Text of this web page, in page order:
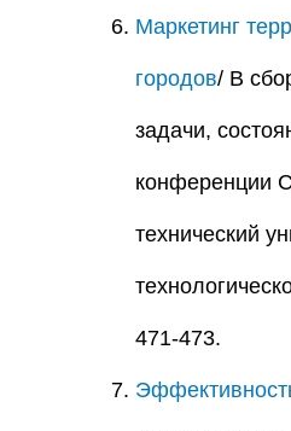
Маркетинг
городов/ В
задачи,
конференции
технический
471-473.